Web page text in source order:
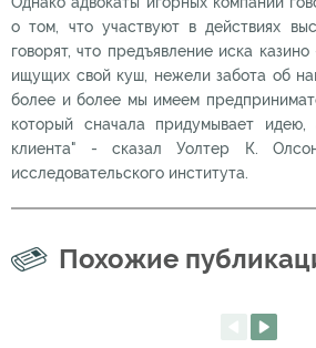
о том, что участвуют в действиях
говорят, что предъявление иска
ищущих свой куш, нежели забота об
более и более мы имеем
который сначала придумывает
клиента" - сказал Уолтер К.
исследовательского института.
Похожие